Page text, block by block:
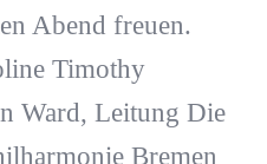
Abend freuen.
Timothy
Ward, Leitung Die
Bremen